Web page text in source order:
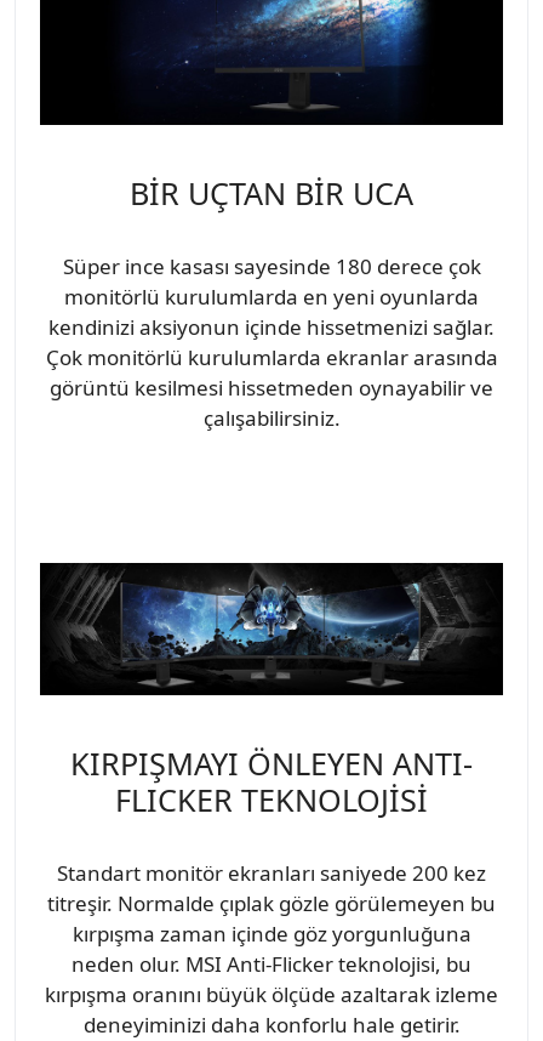
BİR UÇTAN BİR UCA
Süper ince kasası sayesinde 180 derece çok
monitörlü kurulumlarda en yeni oyunlarda
kendinizi aksiyonun içinde hissetmenizi sağlar.
Çok monitörlü kurulumlarda ekranlar arasında
görüntü kesilmesi hissetmeden oynayabilir ve
çalışabilirsiniz.
KIRPIŞMAYI ÖNLEYEN ANTI-
FLICKER TEKNOLOJİSİ
Standart monitör ekranları saniyede 200 kez
titreşir. Normalde çıplak gözle görülemeyen bu
kırpışma zaman içinde göz yorgunluğuna
neden olur. MSI Anti-Flicker teknolojisi, bu
kırpışma oranını büyük ölçüde azaltarak izleme
deneyiminizi daha konforlu hale getirir.